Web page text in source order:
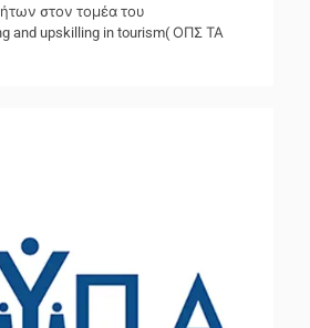
στον τομέα του
and upskilling in tourism( ΟΠΣ ΤΑ